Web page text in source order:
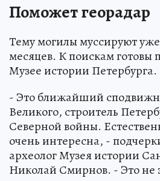
Поможет георадар
Тему могилы муссируют
месяцев. К поискам готовы
Музее истории Петербурга.
- Это ближайший
Великого, строитель
Северной войны.
очень интересна, -
археолог Музея истории
Николай Смирнов. - Это не